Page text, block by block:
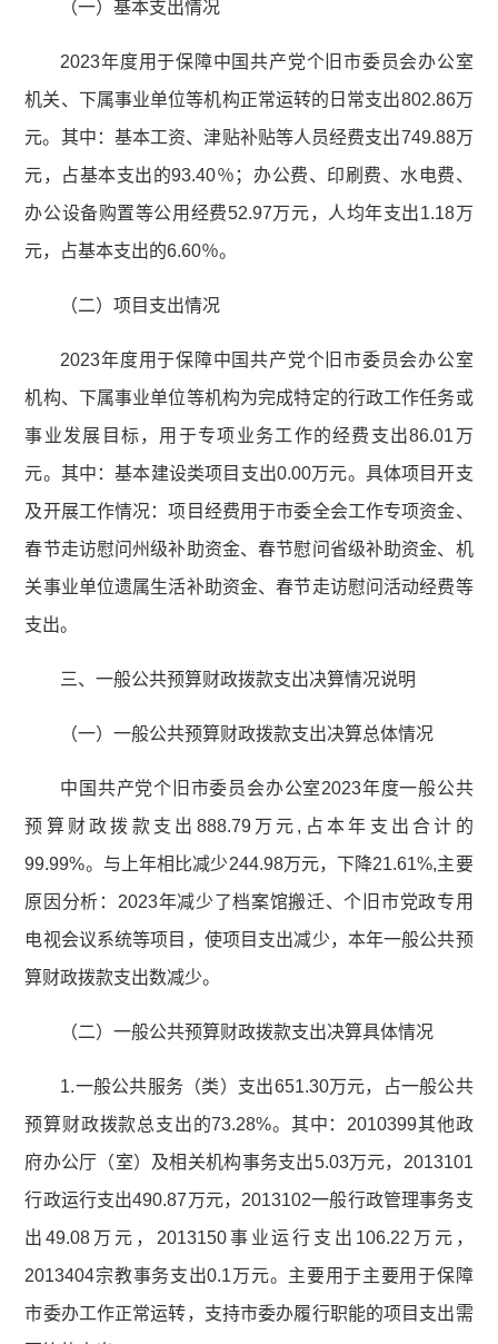
（一）基本支出情况
2023年度用于保障中国共产党个旧市委员会办公室
机关、下属事业单位等机构正常运转的日常支出802.86万
元。其中：基本工资、津贴补贴等人员经费支出749.88万
元，占基本支出的93.40％；办公费、印刷费、水电费、
办公设备购置等公用经费52.97万元，人均年支出1.18万
元，占基本支出的6.60％。
（二）项目支出情况
2023年度用于保障中国共产党个旧市委员会办公室
机构、下属事业单位等机构为完成特定的行政工作任务或
事业发展目标，用于专项业务工作的经费支出86.01万
元。其中：基本建设类项目支出0.00万元。具体项目开支
及开展工作情况：项目经费用于市委全会工作专项资金、
春节走访慰问州级补助资金、春节慰问省级补助资金、机
关事业单位遗属生活补助资金、春节走访慰问活动经费等
支出。
三、一般公共预算财政拨款支出决算情况说明
（一）一般公共预算财政拨款支出决算总体情况
中国共产党个旧市委员会办公室2023年度一般公共
预算财政拨款支出888.79万元,占本年支出合计的
99.99%。与上年相比减少244.98万元，下降21.61%,主要
原因分析：2023年减少了档案馆搬迁、个旧市党政专用
电视会议系统等项目，使项目支出减少，本年一般公共预
算财政拨款支出数减少。
（二）一般公共预算财政拨款支出决算具体情况
1.一般公共服务（类）支出651.30万元，占一般公共
预算财政拨款总支出的73.28%。其中：2010399其他政
府办公厅（室）及相关机构事务支出5.03万元，2013101
行政运行支出490.87万元，2013102一般行政管理事务支
出49.08万元，2013150事业运行支出106.22万元，
2013404宗教事务支出0.1万元。主要用于主要用于保障
市委办工作正常运转，支持市委办履行职能的项目支出需